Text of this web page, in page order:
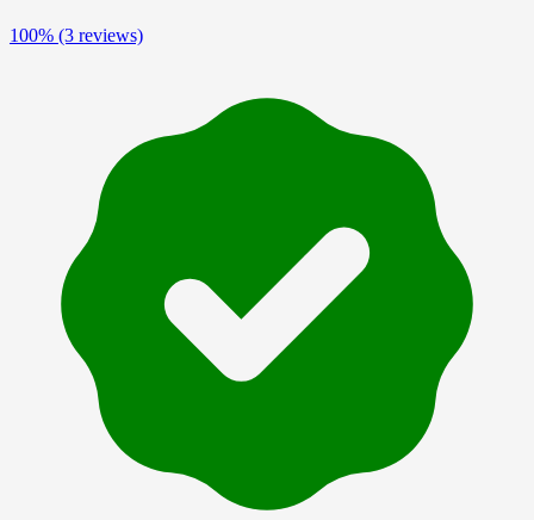
100% (3 reviews)